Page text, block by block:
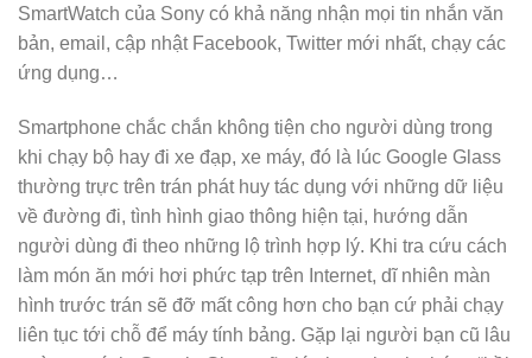
SmartWatch của Sony có khả năng nhận mọi tin nhắn văn
bản, email, cập nhật Facebook, Twitter mới nhất, chạy các
ứng dụng…
Smartphone chắc chắn không tiện cho người dùng trong
khi chạy bộ hay đi xe đạp, xe máy, đó là lúc Google Glass
thường trực trên trán phát huy tác dụng với những dữ liệu
về đường đi, tình hình giao thông hiện tại, hướng dẫn
người dùng đi theo những lộ trình hợp lý. Khi tra cứu cách
làm món ăn mới hơi phức tạp trên Internet, dĩ nhiên màn
hình trước trán sẽ đỡ mất công hơn cho bạn cứ phải chạy
liên tục tới chỗ để máy tính bảng. Gặp lại người bạn cũ lâu